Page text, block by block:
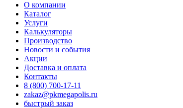
О компании
Каталог
Услуги
Калькуляторы
Производство
Новости и события
Акции
Доставка и оплата
Контакты
8 (800) 700-17-11
zakaz@pkmegapolis.ru
быстрый заказ